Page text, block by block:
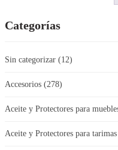
Categorías
Sin categorizar (12)
Accesorios (278)
Aceite y Protectores para
Aceite y Protectores para